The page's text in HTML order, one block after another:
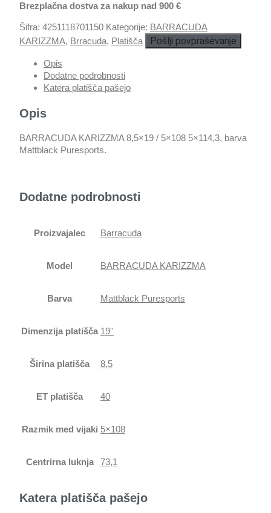
Brezplačna dostva za nakup nad 900 €
Šifra: 4251118701150 Kategorije: BARRACUDA
KARIZZMA, Brracuda, Platišča Pošlji povpraševanje
Opis
Dodatne podrobnosti
Katera platišča pašejo
Opis
BARRACUDA KARIZZMA 8,5×19 / 5×108 5×114,3, barva
Mattblack Puresports.
Dodatne podrobnosti
Proizvajalec Barracuda
Model BARRACUDA KARIZZMA
Barva Mattblack Puresports
Dimenzija platišča 19''
Širina platišča 8,5
ET platišča 40
Razmik med vijaki 5×108
Centrirna luknja 73,1
Katera platišča pašejo